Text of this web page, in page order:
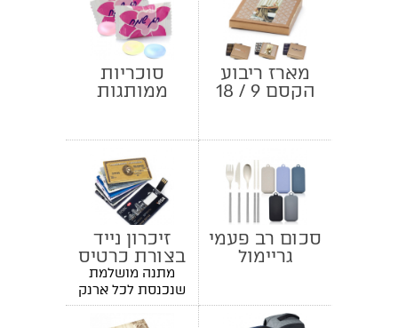
מארז ריבוע
הקסם 9 / 18
סוכריות
ממותגות
סכום רב פעמי
גריימול
זיכרון נייד
בצורת כרטיס
אשראי
מתנה מושלמת
שנכנסת לכל ארנק